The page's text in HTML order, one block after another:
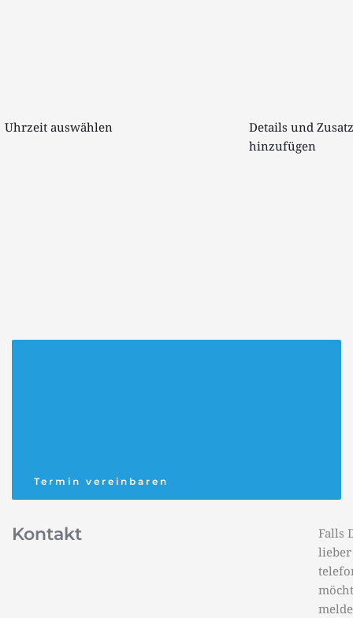
Uhrzeit auswählen
Details und
hinzufügen
Termin vereinbaren
Kontakt
Falls
lieber